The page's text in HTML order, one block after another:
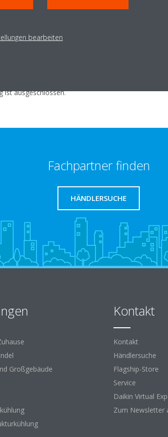
erklären sich die Teilnehmer:innen damit
rund um das Thema Heizen, Kühlen und
jederzeit unter
werden vom Veranstalter unter
ist ausgeschlossen.
Fachpartner finden
HÄNDLERSUCHE
Großgebäude
Kontakt
Kontakt
Händlersuche
Flagship-Store
Service
Daikin Virtual
Zum Newsletter
bearbeiten